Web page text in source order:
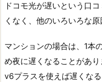
ドコモ光が遅いという口
くなく、他のいろいろな
マンションの場合は、1本
め夜に遅くなることがあ
v6プラスを使えば遅くな